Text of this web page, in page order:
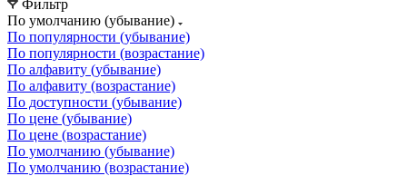
Фильтр
По умолчанию (убывание)
По популярности (убывание)
По популярности (возрастание)
По алфавиту (убывание)
По алфавиту (возрастание)
По доступности (убывание)
По цене (убывание)
По цене (возрастание)
По умолчанию (убывание)
По умолчанию (возрастание)